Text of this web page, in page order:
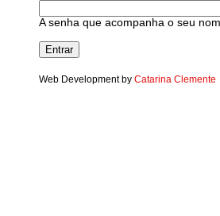
A senha que acompanha o seu
Web Development by Catarina Clemente